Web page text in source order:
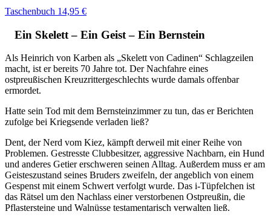
Taschenbuch 14,95 €
Ein Skelett – Ein Geist – Ein Bernstein
Als Heinrich von Karben als „Skelett von Cadinen“ Schlagzeilen
macht, ist er bereits 70 Jahre tot. Der Nachfahre eines
ostpreußischen Kreuzrittergeschlechts wurde damals offenbar
ermordet.
Hatte sein Tod mit dem Bernsteinzimmer zu tun, das er Berichten
zufolge bei Kriegsende verladen ließ?
Dent, der Nerd vom Kiez, kämpft derweil mit einer Reihe von
Problemen. Gestresste Clubbesitzer, aggressive Nachbarn, ein Hund
und anderes Getier erschweren seinen Alltag. Außerdem muss er am
Geisteszustand seines Bruders zweifeln, der angeblich von einem
Gespenst mit einem Schwert verfolgt wurde. Das i-Tüpfelchen ist
das Rätsel um den Nachlass einer verstorbenen Ostpreußin, die
Pflastersteine und Walnüsse testamentarisch verwalten ließ.